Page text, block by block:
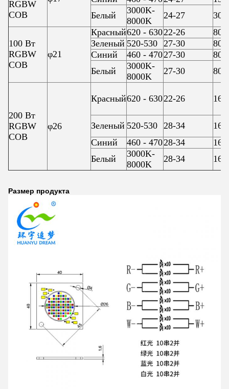
RGBW
COB
Белый
3000K-
8000K
24-27 300
100 Вт
RGBW
COB
φ21
Красный620 - 63022-26
800
Зеленый 520-530 27-30
800
Синий
460 - 47027-30
800
Белый
3000K-
8000K
27-30 800
200 Вт
RGBW
COB
φ26
Красный620 - 63022-26
Зеленый 520-530 28-34
Синий
460 - 47028-34
Белый
3000K-
8000K
28-34
Размер продукта